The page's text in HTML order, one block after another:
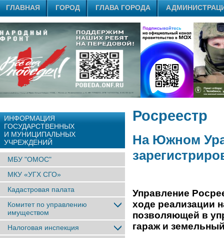
ГЛАВНАЯ ГОРОД ГЛАВА ГОРОДА
ИНФОРМАЦИЯ
ГОСУДАРСТВЕННЫХ
И МУНИЦИПАЛЬНЫХ
УЧРЕЖДЕНИЙ
МБУ "ОМОС"
МКУ «УГХ СГО»
Кадастровая палата
Комитет по управлению
имуществом
Налоговая инспекция
Росреестр
На Южном
Управление
ходе реализации
позволяющей в
гараж и